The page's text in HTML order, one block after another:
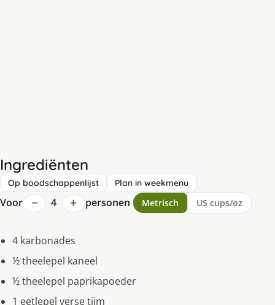
Ingrediënten
Op boodschappenlijst Plan in weekmenu
Voor − 4 + personen Metrisch US cups/oz
4 karbonades
½ theelepel kaneel
½ theelepel paprikapoeder
1 eetlepel verse tijm